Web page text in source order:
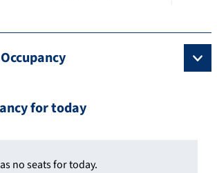
for today
no seats for today.